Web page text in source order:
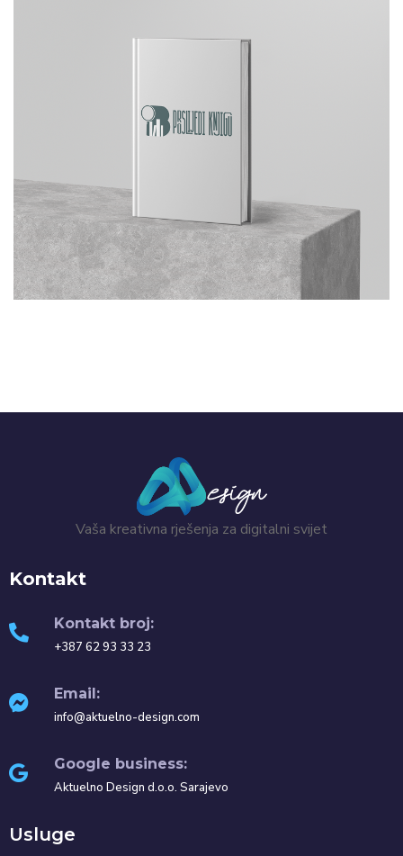
ProslijediKnjigu logotip
Vaša kreativna rješenja za digitalni svijet
Kontakt
Kontakt broj:
+387 62 93 33 23
Email:
info@aktuelno-design.com
Google business:
Aktuelno Design d.o.o. Sarajevo
Usluge